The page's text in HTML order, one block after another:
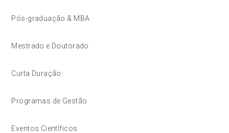
Pós-graduação & MBA
Mestrado e Doutorado
Curta Duração
Programas de Gestão
Eventos Científicos